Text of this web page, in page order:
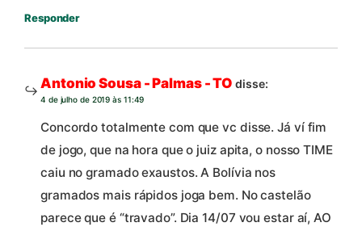
Responder
Antonio Sousa - Palmas - TO disse:
4 de julho de 2019 às 11:49
Concordo totalmente com que vc disse. Já ví fim
de jogo, que na hora que o juiz apita, o nosso TIME
caiu no gramado exaustos. A Bolívia nos
gramados mais rápidos joga bem. No castelão
parece que é “travado”. Dia 14/07 vou estar aí, AO